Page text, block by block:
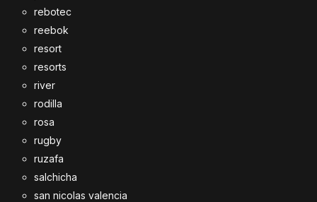
rebotec
reebok
resort
resorts
river
rodilla
rosa
rugby
ruzafa
salchicha
san nicolas valencia